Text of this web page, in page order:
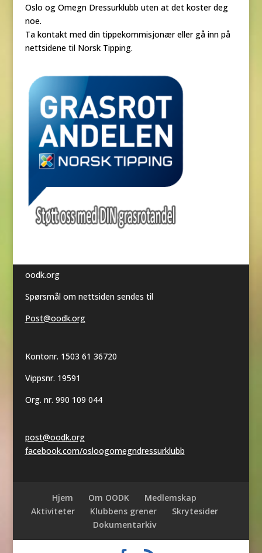
Oslo og Omegn Dressurklubb uten at det koster deg
noe.
Ta kontakt med din tippekommisjonær eller gå inn på
nettsidene til Norsk Tipping.
oodk.org
Spørsmål om nettsiden sendes til
Post@oodk.org
Kontonr. 1503 61 36720
Vippsnr. 19591
Org. nr. 990 109 044
post@oodk.org
facebook.com/osloogomegndressurklubb
Hjem Om OODK
Medlemskap
Aktiviteter
Klubbens grener
Skrytesider
Dokumentarkiv